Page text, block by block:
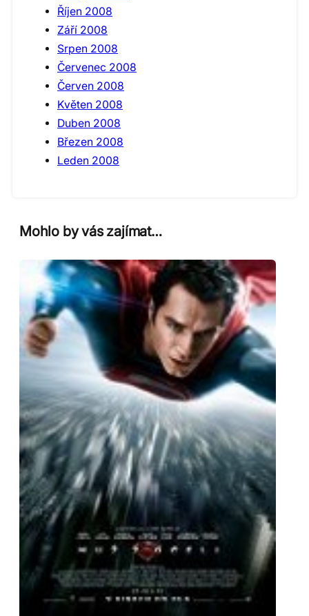
Říjen 2008
Září 2008
Srpen 2008
Červenec 2008
Červen 2008
Květen 2008
Duben 2008
Březen 2008
Leden 2008
Mohlo by vás zajímat…